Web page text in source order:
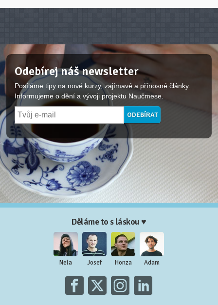
Odebírej náš newsletter
Posíláme tipy na nové kurzy, zajímavé a přínosné články.
Informujeme o dění a vývoji projektu Naučmese.
Děláme to s láskou ♥
Nela Josef Honza Adam